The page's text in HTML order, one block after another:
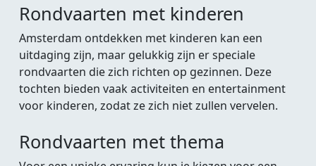
Rondvaarten met kinderen
Amsterdam ontdekken met kinderen kan een
uitdaging zijn, maar gelukkig zijn er speciale
rondvaarten die zich richten op gezinnen. Deze
tochten bieden vaak activiteiten en entertainment
voor kinderen, zodat ze zich niet zullen vervelen.
Rondvaarten met thema